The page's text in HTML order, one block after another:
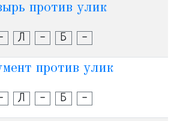
против улик
Л - Б -
против улик
Л - Б -